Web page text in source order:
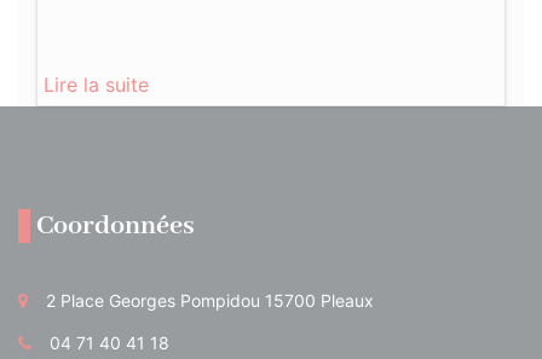
Lire la suite
Coordonnées
2 Place Georges Pompidou 15700 Pleaux
04 71 40 41 18